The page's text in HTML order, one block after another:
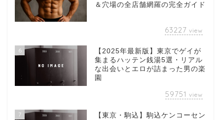
＆穴場の全店舗網羅の完全ガイド
63227 view
6
【2025年最新版】東京でゲイが
集まるハッテン銭湯5選・リアル
な出会いとエロが詰まった男の楽
園
59751 view
7
【東京・駒込】駒込ケンコーセン